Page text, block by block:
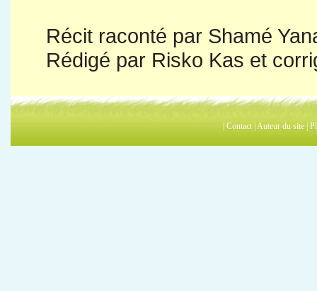
Récit raconté par Shamé
Rédigé par Risko Kas et
Contact Auteur du site